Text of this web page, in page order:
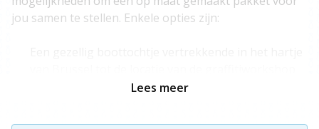
jou samen te stellen. Enkele opties zijn:
te Vilvoorde. Ongetwijfeld een bijzondere manier
erin te brengen. (Dit is mogelijk van mei – oktober)
Lees meer